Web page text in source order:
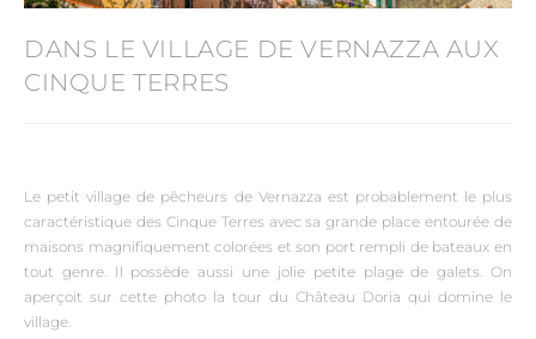
DANS LE VILLAGE DE VERNAZZA AUX
CINQUE TERRES
Le petit village de pêcheurs de Vernazza est probablement le plus
caractéristique des Cinque Terres avec sa grande place entourée de
maisons magnifiquement colorées et son port rempli de bateaux en
tout genre. Il possède aussi une jolie petite plage de galets. On
aperçoit sur cette photo la tour du Château Doria qui domine le
village.